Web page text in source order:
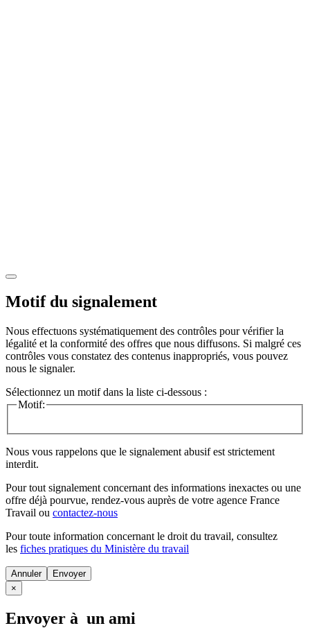
Motif du signalement
Nous effectuons systématiquement des contrôles pour vérifier la
légalité et la conformité des offres que nous diffusons. Si malgré ces
contrôles vous constatez des contenus inappropriés, vous pouvez
nous le signaler.
Sélectionnez un motif dans la liste ci-dessous :
Motif:
Nous vous rappelons que le signalement abusif est strictement
interdit.
Pour tout signalement concernant des informations inexactes ou une
offre déjà pourvue, rendez-vous auprès de votre agence France
Travail ou contactez-nous
Pour toute information concernant le droit du travail, consultez
les fiches pratiques du Ministère du travail
Annuler
×
Envoyer à un ami